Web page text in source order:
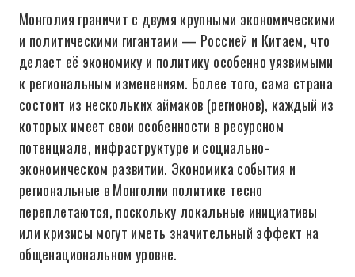
Монголия граничит с двумя крупными экономическими
и политическими гигантами — Россией и Китаем, что
делает её экономику и политику особенно уязвимыми
к региональным изменениям. Более того, сама страна
состоит из нескольких аймаков (регионов), каждый из
которых имеет свои особенности в ресурсном
потенциале, инфраструктуре и социально-
экономическом развитии. Экономика события и
региональные в Монголии политике тесно
переплетаются, поскольку локальные инициативы
или кризисы могут иметь значительный эффект на
общенациональном уровне.